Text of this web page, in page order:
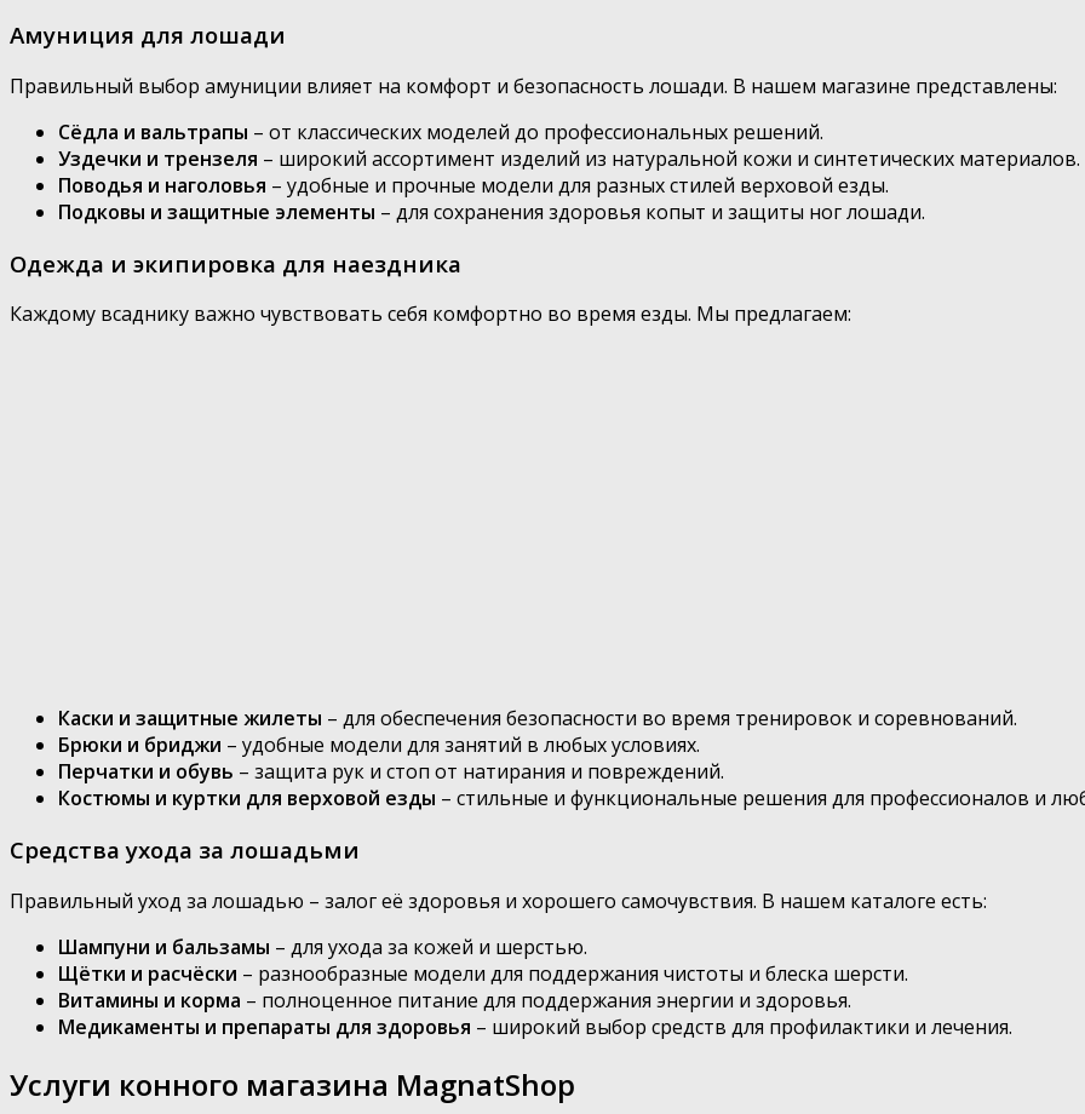
Амуниция для лошади
Правильный выбор амуниции влияет на комфорт и безопасность лошади. В нашем магазине представлены:
Сёдла и вальтрапы – от классических моделей до профессиональных решений.
Уздечки и трензеля – широкий ассортимент изделий из натуральной кожи и синтетических материалов.
Поводья и наголовья – удобные и прочные модели для разных стилей верховой езды.
Подковы и защитные элементы – для сохранения здоровья копыт и защиты ног лошади.
Одежда и экипировка для наездника
Каждому всаднику важно чувствовать себя комфортно во время езды. Мы предлагаем:
Каски и защитные жилеты – для обеспечения безопасности во время тренировок и соревнований.
Брюки и бриджи – удобные модели для занятий в любых условиях.
Перчатки и обувь – защита рук и стоп от натирания и повреждений.
Костюмы и куртки для верховой езды – стильные и функциональные решения для профессионалов и
Средства ухода за лошадьми
Правильный уход за лошадью – залог её здоровья и хорошего самочувствия. В нашем каталоге есть:
Шампуни и бальзамы – для ухода за кожей и шерстью.
Щётки и расчёски – разнообразные модели для поддержания чистоты и блеска шерсти.
Витамины и корма – полноценное питание для поддержания энергии и здоровья.
Медикаменты и препараты для здоровья – широкий выбор средств для профилактики и лечения.
Услуги конного магазина MagnatShop